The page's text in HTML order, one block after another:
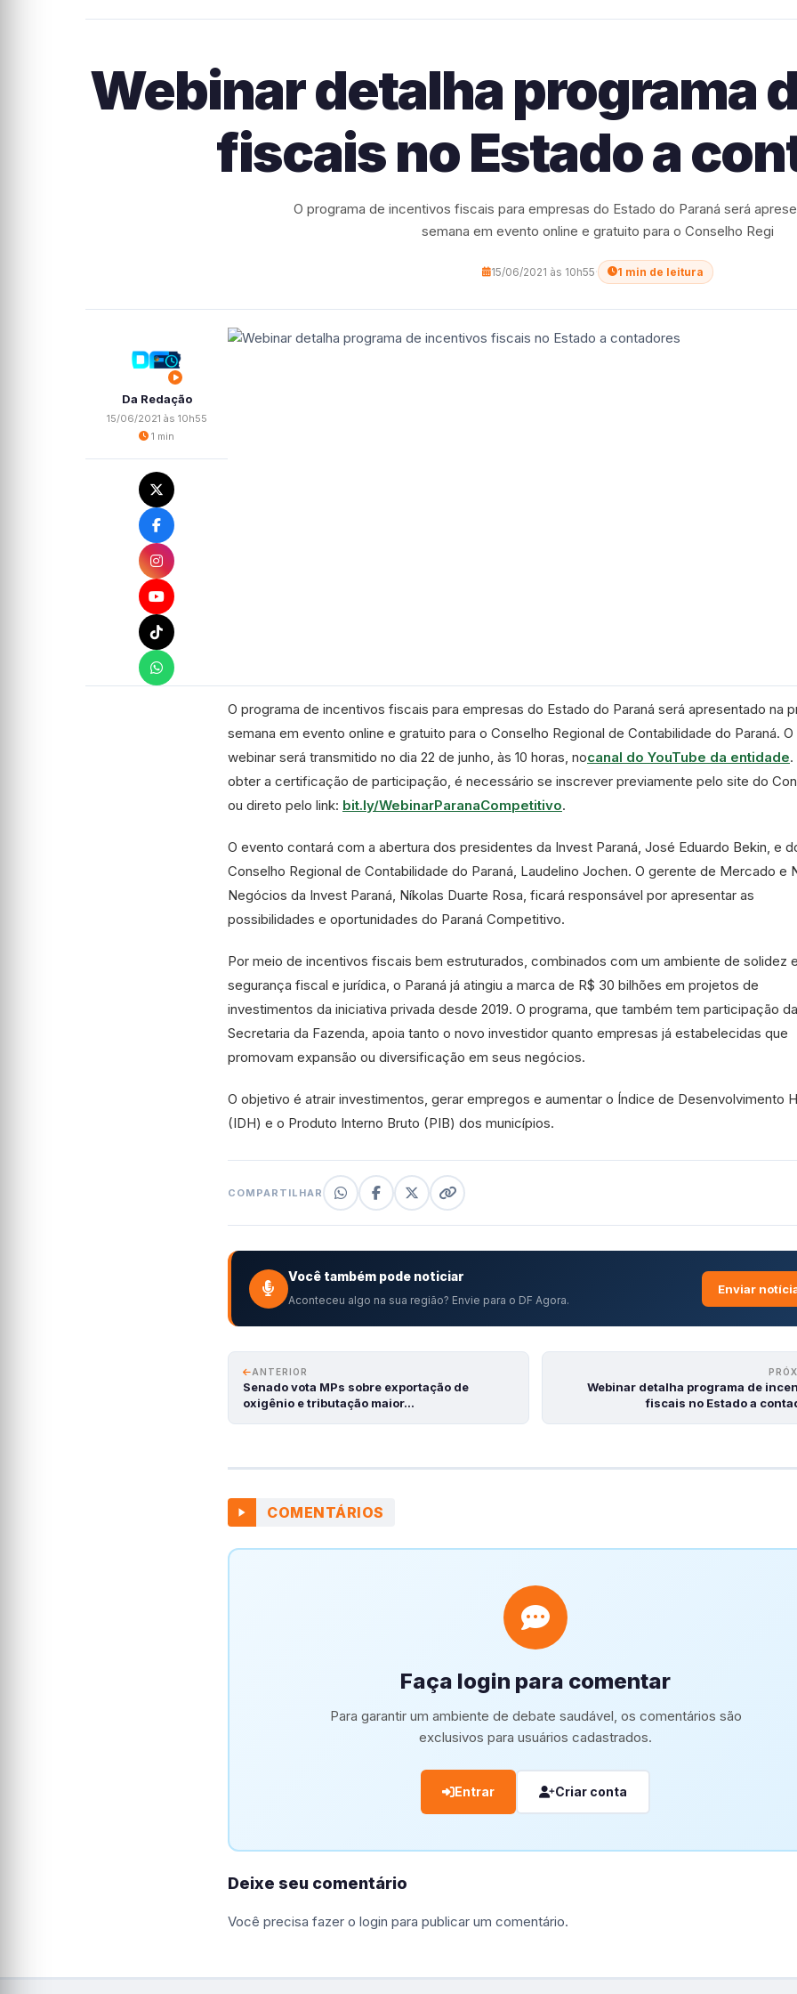
Webinar detalha programa
fiscais no Estado a
O programa de incentivos fiscais para empresas do Estado do Paraná será
semana em evento online e gratuito para o Conselho Regi
15/06/2021 às 10h55· 1 min de leitura
Da Redação
15/06/2021 às 10h55
1 min
O programa de incentivos fiscais para empresas do Estado do Paraná será apresentado na
semana em evento online e gratuito para o Conselho Regional de Contabilidade do Paraná. O
webinar será transmitido no dia 22 de junho, às 10 horas, nocanal do YouTube da entidade.
obter a certificação de participação, é necessário se inscrever previamente pelo site do
ou direto pelo link: bit.ly/WebinarParanaCompetitivo.
O evento contará com a abertura dos presidentes da Invest Paraná, José Eduardo Bekin, e
Conselho Regional de Contabilidade do Paraná, Laudelino Jochen. O gerente de Mercado e
Negócios da Invest Paraná, Níkolas Duarte Rosa, ficará responsável por apresentar as
possibilidades e oportunidades do Paraná Competitivo.
Por meio de incentivos fiscais bem estruturados, combinados com um ambiente de solidez
segurança fiscal e jurídica, o Paraná já atingiu a marca de R$ 30 bilhões em projetos de
investimentos da iniciativa privada desde 2019. O programa, que também tem participação da
Secretaria da Fazenda, apoia tanto o novo investidor quanto empresas já estabelecidas que
promovam expansão ou diversificação em seus negócios.
O objetivo é atrair investimentos, gerar empregos e aumentar o Índice de Desenvolvimento
(IDH) e o Produto Interno Bruto (PIB) dos municípios.
COMPARTILHAR
Você também pode noticiar
Aconteceu algo na sua região? Envie para o DF Agora.
Enviar
ANTERIOR
Senado vota MPs sobre exportação de
oxigênio e tributação maior…
Webinar detalha programa de
fiscais no Estado a
COMENTÁRIOS
Faça login para comentar
Para garantir um ambiente de debate saudável, os comentários são
exclusivos para usuários cadastrados.
Entrar Criar conta
Deixe seu comentário
Você precisa fazer o login para publicar um comentário.